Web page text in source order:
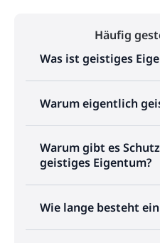
Häufig
Was ist geistiges
Warum eigentlich
Warum gibt es
geistiges Eigentum?
Wie lange besteht